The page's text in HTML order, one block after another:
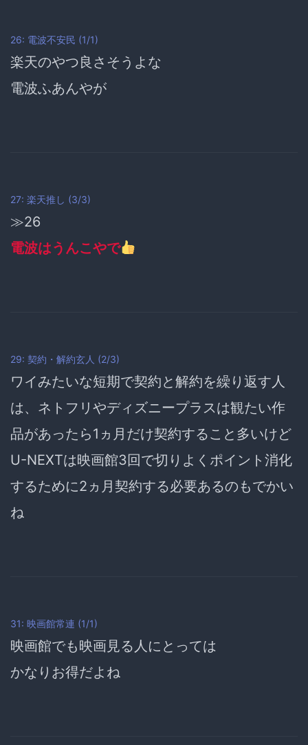
26: 電波不安民 (1/1)
楽天のやつ良さそうよな
電波ふあんやが
27: 楽天推し (3/3)
≫26
電波はうんこやで
29: 契約・解約玄人 (2/3)
ワイみたいな短期で契約と解約を繰り返す人
は、ネトフリやディズニープラスは観たい作
品があったら1ヵ月だけ契約すること多いけど
U-NEXTは映画館3回で切りよくポイント消化
するために2ヵ月契約する必要あるのもでかい
ね
31: 映画館常連 (1/1)
映画館でも映画見る人にとっては
かなりお得だよね